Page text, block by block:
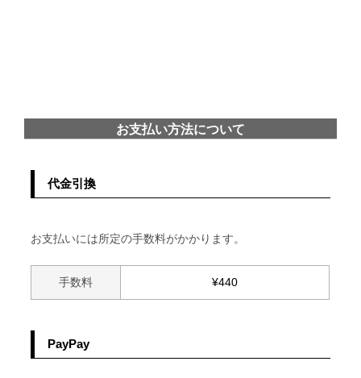
お支払い方法について
代金引換
お支払いには所定の手数料がかかります。
手数料 ¥440
PayPay